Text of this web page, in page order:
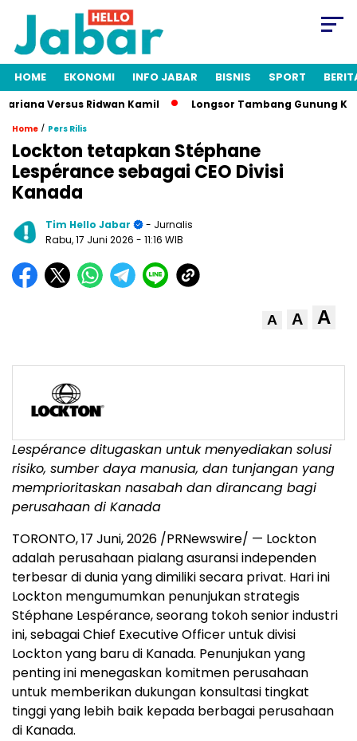
HOME EKONOMI INFO JABAR BISNIS SPORT
Versus Ridwan Kamil Longsor Tambang Gunung Kuda
Home / Pers Rilis
Lockton tetapkan Stéphane
Lespérance sebagai CEO Divisi
Kanada
Tim Hello Jabar
- Jurnalis
Rabu, 17 Juni 2026 - 11:16 WIB
A A A
Lespérance ditugaskan untuk menyediakan solusi
risiko, sumber daya manusia, dan tunjangan yang
memprioritaskan nasabah dan dirancang bagi
perusahaan di Kanada
TORONTO,17 Juni, 2026 /PRNewswire/ — Lockton
adalah perusahaan pialang asuransi independen
terbesar di dunia yang dimiliki secara privat. Hari ini
Lockton mengumumkan penunjukan strategis
Stéphane Lespérance, seorang tokoh senior industri
ini, sebagai Chief Executive Officer untuk divisi
Lockton yang baru di Kanada. Penunjukan yang
penting ini menegaskan komitmen perusahaan
untuk memberikan dukungan konsultasi tingkat
tinggi yang lebih baik kepada berbagai perusahaan
di Kanada.